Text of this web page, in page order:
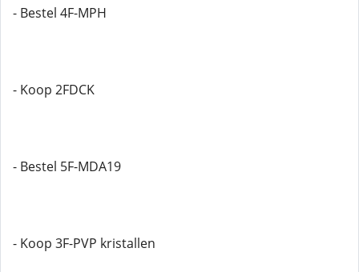
- Bestel 4F-MPH
- Koop 2FDCK
- Bestel 5F-MDA19
- Koop 3F-PVP kristallen